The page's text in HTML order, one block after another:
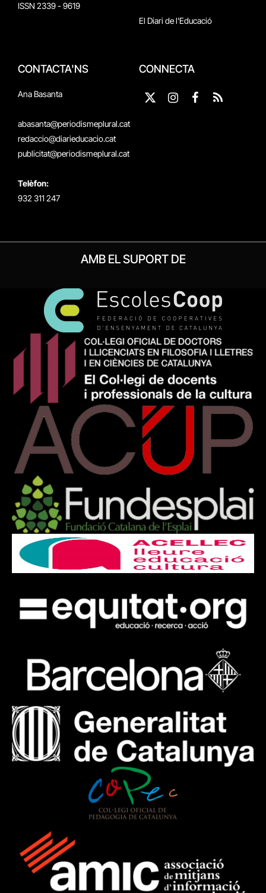
ISSN 2339 - 9619
El Diari de l'Educació
CONTACTA'NS
Ana Basanta
abasanta@periodismeplural.cat
redaccio@diarieducacio.cat
publicitat@periodismeplural.cat
Telèfon:
932 311 247
CONNECTA
X
Instagram
Facebook
RSS
AMB EL SUPORT DE